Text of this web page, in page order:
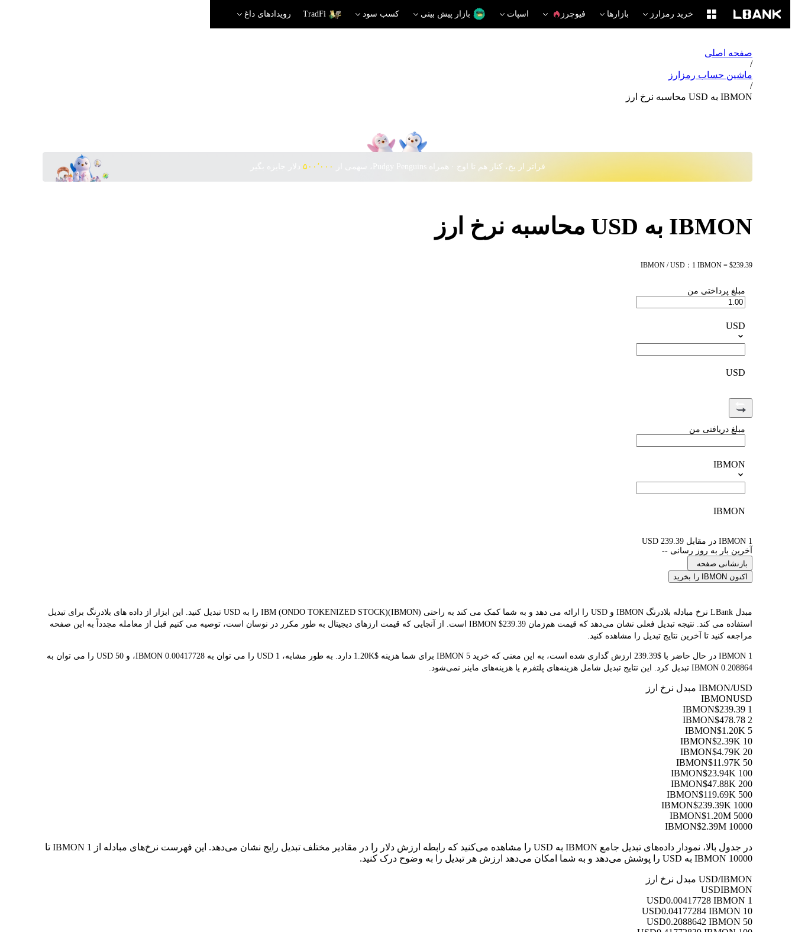
خرید رمزارز بازارها فیوچرز اسپات بازار پیش بینی کسب سود TradFi رویدادهای داغ
صفحه اصلی
/
ماشین حساب رمزارز
/
IBMON به USD محاسبه نرخ ارز
فراتر از یخ، کنار هم تا اوج · همراه Pudgy Penguins، سهمی از ۵۰۰٬۰۰۰
IBMON به USD محاسبه نرخ ارز
IBMON / USD：1 IBMON = $239.39
مبلغ پرداختی من
USD
USD
مبلغ دریافتی من
IBMON
IBMON
1 IBMON در مقابل 239.39 USD
آخرین بار به روز رسانی --
بازنشانی صفحه
اکنون IBMON را بخرید
مبدل LBank نرخ مبادله بلادرنگ IBMON و USD را ارائه می دهد و به شما کمک می کند به راحتی IBM (ONDO TOKENIZED STOCK)(IBMON) را به USD تبدیل کنید. این ابزار از داده های بلادرنگ برای تبدیل
استفاده می کند. نتیجه تبدیل فعلی نشان می‌دهد که قیمت هم‌زمان IBMON $239.39 است. از آنجایی که قیمت ارزهای دیجیتال به طور مکرر در نوسان است، توصیه می کنیم قبل از معامله مجدداً به این صفحه
مراجعه کنید تا آخرین نتایج تبدیل را مشاهده کنید.
1 IBMON در حال حاضر با $239.39 ارزش گذاری شده است، به این معنی که خرید 5 IBMON برای شما هزینه $1.20K دارد. به طور مشابه، 1 USD را می توان به 0.00417728 IBMON، و 50 USD را می توان به
0.208864 IBMON تبدیل کرد. این نتایج تبدیل شامل هزینه‌های پلتفرم یا هزینه‌های ماینر نمی‌شود.
IBMON/USD مبدل نرخ ارز
IBMONUSD
1 IBMON
$239.39
2 IBMON
$478.78
5 IBMON
$1.20K
10 IBMON
$2.39K
20 IBMON
$4.79K
50 IBMON
$11.97K
100 IBMON
$23.94K
200 IBMON
$47.88K
500 IBMON
$119.69K
1000 IBMON
$239.39K
5000 IBMON
$1.20M
10000 IBMON
$2.39M
در جدول بالا، نمودار داده‌های تبدیل جامع IBMON به USD را مشاهده می‌کنید که رابطه ارزش دلار را در مقادیر مختلف تبدیل رایج نشان می‌دهد. این فهرست نرخ‌های مبادله از 1 IBMON تا
10000 IBMON به USD را پوشش می‌دهد و به شما امکان می‌دهد ارزش هر تبدیل را به وضوح درک کنید.
USD/IBMON مبدل نرخ ارز
USDIBMON
1 USD
0.00417728 IBMON
10 USD
0.04177284 IBMON
50 USD
0.2088642 IBMON